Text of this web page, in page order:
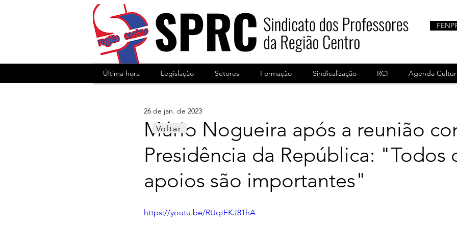
Última hora Legislação Setores Formação Sindicalização RCI Agenda
Mário Nogueira após a reunião
Presidência da República: "Todos
apoios são importantes"
26 de jan. de 2023
https://youtu.be/RUqtFKJ81hA
Voltar